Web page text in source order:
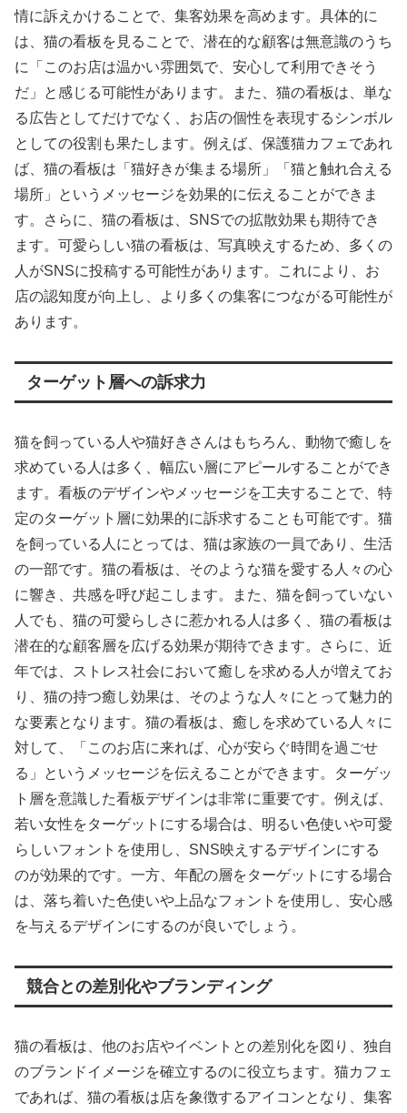
情に訴えかけることで、集客効果を高めます。具体的に
は、猫の看板を見ることで、潜在的な顧客は無意識のうち
に「このお店は温かい雰囲気で、安心して利用できそう
だ」と感じる可能性があります。また、猫の看板は、単な
る広告としてだけでなく、お店の個性を表現するシンボル
としての役割も果たします。例えば、保護猫カフェであれ
ば、猫の看板は「猫好きが集まる場所」「猫と触れ合える
場所」というメッセージを効果的に伝えることができま
す。さらに、猫の看板は、SNSでの拡散効果も期待でき
ます。可愛らしい猫の看板は、写真映えするため、多くの
人がSNSに投稿する可能性があります。これにより、お
店の認知度が向上し、より多くの集客につながる可能性が
あります。
ターゲット層への訴求力
猫を飼っている人や猫好きさんはもちろん、動物で癒しを
求めている人は多く、幅広い層にアピールすることができ
ます。看板のデザインやメッセージを工夫することで、特
定のターゲット層に効果的に訴求することも可能です。猫
を飼っている人にとっては、猫は家族の一員であり、生活
の一部です。猫の看板は、そのような猫を愛する人々の心
に響き、共感を呼び起こします。また、猫を飼っていない
人でも、猫の可愛らしさに惹かれる人は多く、猫の看板は
潜在的な顧客層を広げる効果が期待できます。さらに、近
年では、ストレス社会において癒しを求める人が増えてお
り、猫の持つ癒し効果は、そのような人々にとって魅力的
な要素となります。猫の看板は、癒しを求めている人々に
対して、「このお店に来れば、心が安らぐ時間を過ごせ
る」というメッセージを伝えることができます。ターゲッ
ト層を意識した看板デザインは非常に重要です。例えば、
若い女性をターゲットにする場合は、明るい色使いや可愛
らしいフォントを使用し、SNS映えするデザインにする
のが効果的です。一方、年配の層をターゲットにする場合
は、落ち着いた色使いや上品なフォントを使用し、安心感
を与えるデザインにするのが良いでしょう。
競合との差別化やブランディング
猫の看板は、他のお店やイベントとの差別化を図り、独自
のブランドイメージを確立するのに役立ちます。猫カフェ
であれば、猫の看板は店を象徴するアイコンとなり、集客